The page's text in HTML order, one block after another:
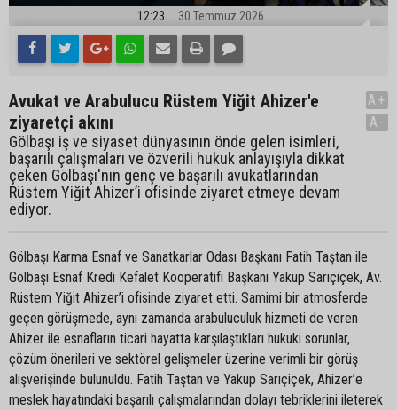
12:23 30 Temmuz 2026
Avukat ve Arabulucu Rüstem Yiğit Ahizer'e
ziyaretçi akını
Gölbaşı iş ve siyaset dünyasının önde gelen isimleri,
başarılı çalışmaları ve özverili hukuk anlayışıyla dikkat
çeken Gölbaşı'nın genç ve başarılı avukatlarından
Rüstem Yiğit Ahizer’i ofisinde ziyaret etmeye devam
ediyor.
A+
A-
Gölbaşı Karma Esnaf ve Sanatkarlar Odası Başkanı Fatih Taştan ile
Gölbaşı Esnaf Kredi Kefalet Kooperatifi Başkanı Yakup Sarıçiçek, Av.
Rüstem Yiğit Ahizer’i ofisinde ziyaret etti. Samimi bir atmosferde
geçen görüşmede, aynı zamanda arabuluculuk hizmeti de veren
Ahizer ile esnafların ticari hayatta karşılaştıkları hukuki sorunlar,
çözüm önerileri ve sektörel gelişmeler üzerine verimli bir görüş
alışverişinde bulunuldu. Fatih Taştan ve Yakup Sarıçiçek, Ahizer’e
meslek hayatındaki başarılı çalışmalarından dolayı tebriklerini ileterek